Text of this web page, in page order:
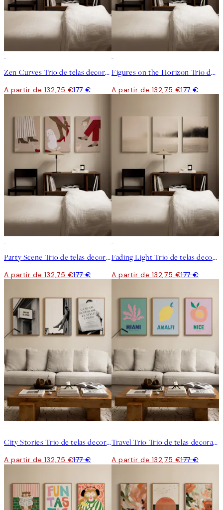
Zen Curves Trio de telas decorativas
A partir de 132,75 €177 €
Figures on the Horizon Trio de telas decorativas
A partir de 132,75 €177 €
Party Scene Trio de telas decorativas
A partir de 132,75 €177 €
Fading Light Trio de telas decorativas
A partir de 132,75 €177 €
City Stories Trio de telas decorativas
A partir de 132,75 €177 €
Travel Trio Trio de telas decorativas
A partir de 132,75 €177 €